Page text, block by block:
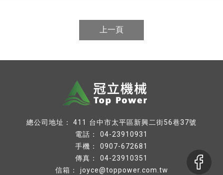
上一頁
台中市太平區新興二街56巷37號
04-23910931
0907-672681
04-23910351
joyce@toppower.com.tw